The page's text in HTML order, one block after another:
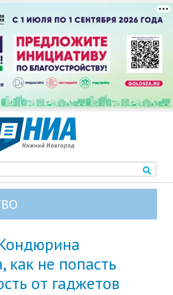
как не попасть
от гаджетов